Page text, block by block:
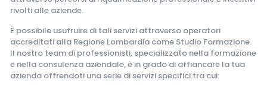
rivolti alle aziende.
È possibile usufruire di tali servizi attraverso operatori
accreditati alla Regione Lombardia come Studio Formazione.
Il nostro team di professionisti, specializzato nella formazione
e nella consulenza aziendale, è in grado di affiancare la tua
azienda offrendoti una serie di servizi specifici tra cui: